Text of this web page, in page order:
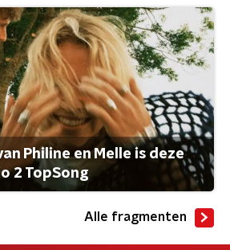
Philine en Melle is deze
2 TopSong
Alle fragmenten